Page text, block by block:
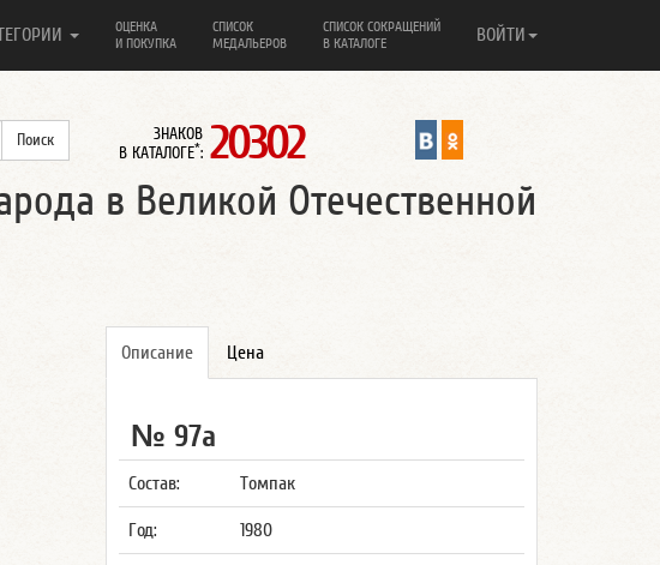
ОЦЕНКА
И ПОКУПКА
СПИСОК
МЕДАЛЬЕРОВ
СПИСОК СОКРАЩЕНИЙ
В КАТАЛОГЕ
ВОЙТИ
ЗНАКОВ
В КАТАЛОГЕ*: 20302
в Великой Отечественной
Описание Цена
№ 97а
Состав: Томпак
Год: 1980